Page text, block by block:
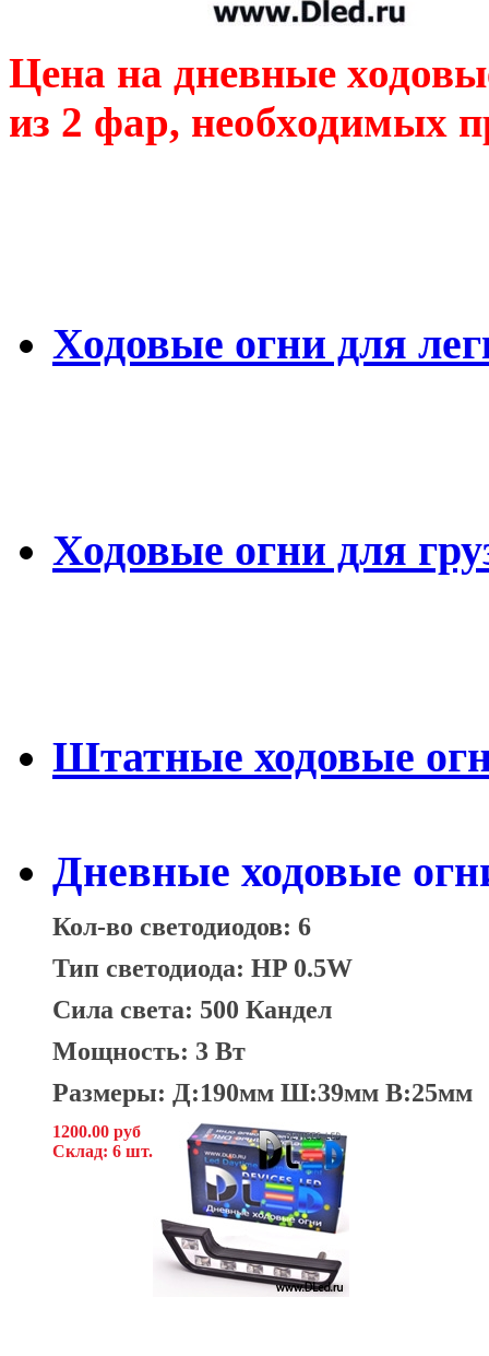
Цена на дневные
из 2 фар, необходимых
Ходовые огни для
Ходовые огни для
Штатные ходовые
Дневные ходовые
Кол-во светодиодов: 6
Тип светодиода: HP 0.5W
Сила света: 500 Кандел
Мощность: 3 Вт
Размеры: Д:190мм Ш:39мм В:25мм
1200.00 руб
Склад: 6 шт.